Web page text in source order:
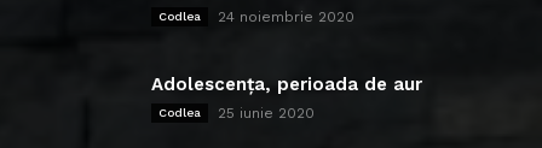
Codlea 24 noiembrie 2020
Adolescența, perioada de aur
Codlea 25 iunie 2020